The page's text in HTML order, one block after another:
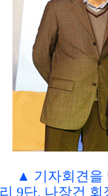
▲ 기자회견을
리 9단. 나장건 회